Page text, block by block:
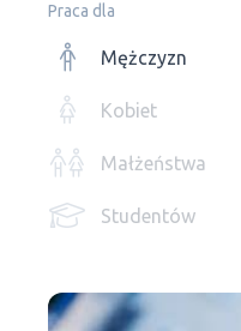
Praca dla
Mężczyzn
Kobiet
Małżeństwa
Studentów